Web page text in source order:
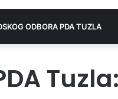
ODBORA PDA TUZLA